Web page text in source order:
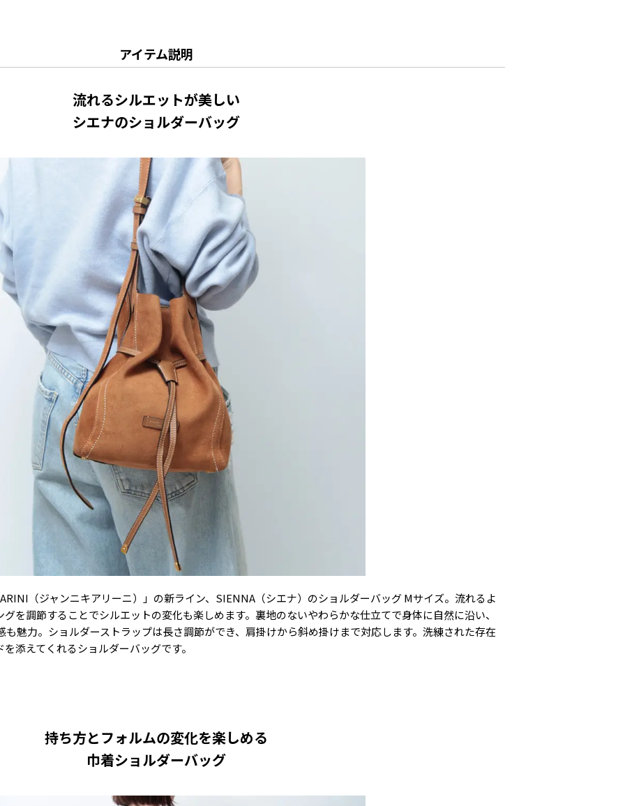
アイテム説明
流れるシルエットが美しい
シエナのショルダーバッグ
（ジャンニキアリーニ）」の新ライン、SIENNA（シエナ）のショルダーバッグ Mサイズ。流れるよ
を調節することでシルエットの変化も楽しめます。裏地のないやわらかな仕立てで身体に自然に沿い、
魅力。ショルダーストラップは長さ調節ができ、肩掛けから斜め掛けまで対応します。洗練された存在
添えてくれるショルダーバッグです。
持ち方とフォルムの変化を楽しめる
巾着ショルダーバッグ